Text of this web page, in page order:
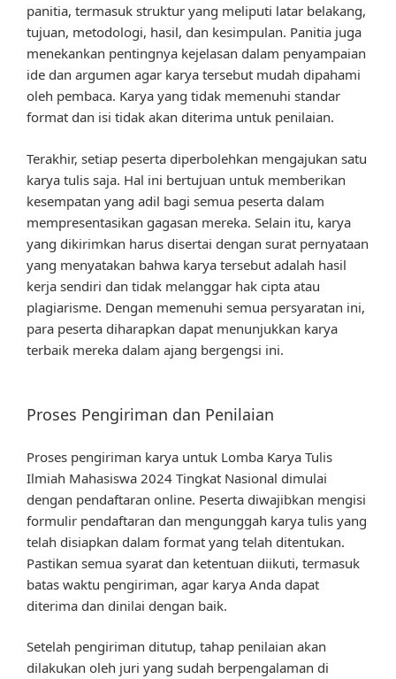
panitia, termasuk struktur yang meliputi latar belakang,
tujuan, metodologi, hasil, dan kesimpulan. Panitia juga
menekankan pentingnya kejelasan dalam penyampaian
ide dan argumen agar karya tersebut mudah dipahami
oleh pembaca. Karya yang tidak memenuhi standar
format dan isi tidak akan diterima untuk penilaian.
Terakhir, setiap peserta diperbolehkan mengajukan satu
karya tulis saja. Hal ini bertujuan untuk memberikan
kesempatan yang adil bagi semua peserta dalam
mempresentasikan gagasan mereka. Selain itu, karya
yang dikirimkan harus disertai dengan surat pernyataan
yang menyatakan bahwa karya tersebut adalah hasil
kerja sendiri dan tidak melanggar hak cipta atau
plagiarisme. Dengan memenuhi semua persyaratan ini,
para peserta diharapkan dapat menunjukkan karya
terbaik mereka dalam ajang bergengsi ini.
Proses Pengiriman dan Penilaian
Proses pengiriman karya untuk Lomba Karya Tulis
Ilmiah Mahasiswa 2024 Tingkat Nasional dimulai
dengan pendaftaran online. Peserta diwajibkan mengisi
formulir pendaftaran dan mengunggah karya tulis yang
telah disiapkan dalam format yang telah ditentukan.
Pastikan semua syarat dan ketentuan diikuti, termasuk
batas waktu pengiriman, agar karya Anda dapat
diterima dan dinilai dengan baik.
Setelah pengiriman ditutup, tahap penilaian akan
dilakukan oleh juri yang sudah berpengalaman di